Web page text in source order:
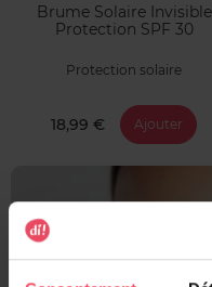
Brume Solaire Invisible
Protection SPF 30
Protection solaire
18,99 € Ajouter